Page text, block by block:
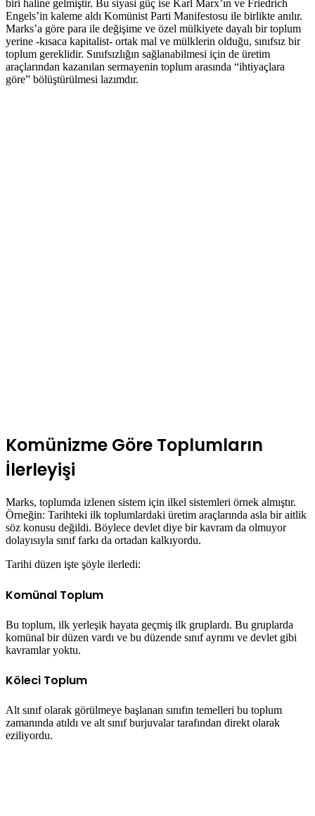
biri haline gelmiştir. Bu siyasi güç ise Karl Marx’ın ve Friedrich
Engels’in kaleme aldı Komünist Parti Manifestosu ile birlikte anılır.
Marks’a göre para ile değişime ve özel mülkiyete dayalı bir toplum
yerine -kısaca kapitalist- ortak mal ve mülklerin olduğu, sınıfsız bir
toplum gereklidir. Sınıfsızlığın sağlanabilmesi için de üretim
araçlarından kazanılan sermayenin toplum arasında “ihtiyaçlara
göre” bölüştürülmesi lazımdır.
Komünizme Göre Toplumların
İlerleyişi
Marks, toplumda izlenen sistem için ilkel sistemleri örnek almıştır.
Örneğin: Tarihteki ilk toplumlardaki üretim araçlarında asla bir aitlik
söz konusu değildi. Böylece devlet diye bir kavram da olmuyor
dolayısıyla sınıf farkı da ortadan kalkıyordu.
Tarihi düzen işte şöyle ilerledi:
Komünal Toplum
Bu toplum, ilk yerleşik hayata geçmiş ilk gruplardı. Bu gruplarda
komünal bir düzen vardı ve bu düzende sınıf ayrımı ve devlet gibi
kavramlar yoktu.
Köleci Toplum
Alt sınıf olarak görülmeye başlanan sınıfın temelleri bu toplum
zamanında atıldı ve alt sınıf burjuvalar tarafından direkt olarak
eziliyordu.